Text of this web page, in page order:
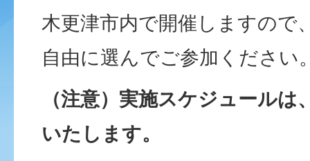
木更津市内で開催しますので
自由に選んでご参加ください
（注意）実施スケジュールは
いたします。